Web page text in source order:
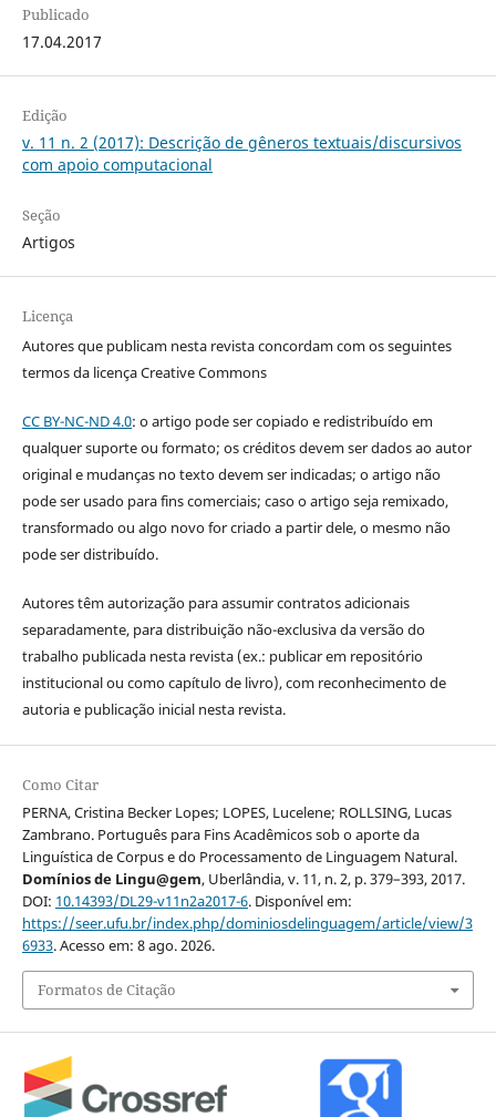
Publicado
17.04.2017
Edição
v. 11 n. 2 (2017): Descrição de gêneros textuais/discursivos
com apoio computacional
Seção
Artigos
Licença
Autores que publicam nesta revista concordam com os seguintes
termos da licença Creative Commons
CC BY-NC-ND 4.0: o artigo pode ser copiado e redistribuído em
qualquer suporte ou formato; os créditos devem ser dados ao autor
original e mudanças no texto devem ser indicadas; o artigo não
pode ser usado para fins comerciais; caso o artigo seja remixado,
transformado ou algo novo for criado a partir dele, o mesmo não
pode ser distribuído.
Autores têm autorização para assumir contratos adicionais
separadamente, para distribuição não-exclusiva da versão do
trabalho publicada nesta revista (ex.: publicar em repositório
institucional ou como capítulo de livro), com reconhecimento de
autoria e publicação inicial nesta revista.
Como Citar
PERNA, Cristina Becker Lopes; LOPES, Lucelene; ROLLSING, Lucas
Zambrano. Português para Fins Acadêmicos sob o aporte da
Linguística de Corpus e do Processamento de Linguagem Natural.
Domínios de Lingu@gem, Uberlândia, v. 11, n. 2, p. 379–393, 2017.
DOI: 10.14393/DL29-v11n2a2017-6. Disponível em:
https://seer.ufu.br/index.php/dominiosdelinguagem/article/view/3
6933. Acesso em: 8 ago. 2026.
Formatos de Citação